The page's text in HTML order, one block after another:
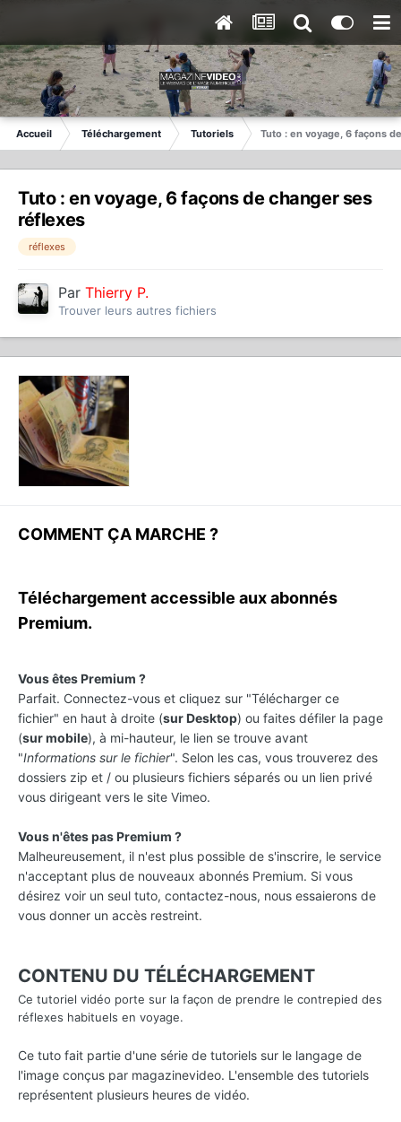
Accueil Téléchargement Tutoriels Tuto : en voyage, 6 façons
Tuto : en voyage, 6 façons de changer ses
réflexes
réflexes
Par Thierry P.
Trouver leurs autres fichiers
COMMENT ÇA MARCHE ?
Téléchargement accessible aux abonnés
Premium.
Vous êtes Premium ?
Parfait. Connectez-vous et cliquez sur "Télécharger ce
fichier" en haut à droite (sur Desktop) ou faites défiler la page
(sur mobile), à mi-hauteur, le lien se trouve avant
"Informations sur le fichier". Selon les cas, vous trouverez des
dossiers zip et / ou plusieurs fichiers séparés ou un lien privé
vous dirigeant vers le site Vimeo.
Vous n'êtes pas Premium ?
Malheureusement, il n'est plus possible de s'inscrire, le service
n'acceptant plus de nouveaux abonnés Premium. Si vous
désirez voir un seul tuto, contactez-nous, nous essaierons de
vous donner un accès restreint.
CONTENU DU TÉLÉCHARGEMENT
Ce tutoriel vidéo porte sur la façon de prendre le contrepied des
réflexes habituels en voyage.
Ce tuto fait partie d'une série de tutoriels sur le langage de
l'image conçus par magazinevideo. L'ensemble des tutoriels
représentent plusieurs heures de vidéo.